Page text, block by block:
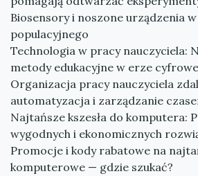
Biosensory i noszone urządzenia
populacyjnego
Technologia w pracy nauczyciela:
metody edukacyjne w erze
Organizacja pracy nauczyciela
automatyzacja i zarządzanie
Najtańsze kszesła do komputera:
wygodnych i ekonomicznych
Promocje i kody rabatowe na
komputerowe — gdzie szukać?